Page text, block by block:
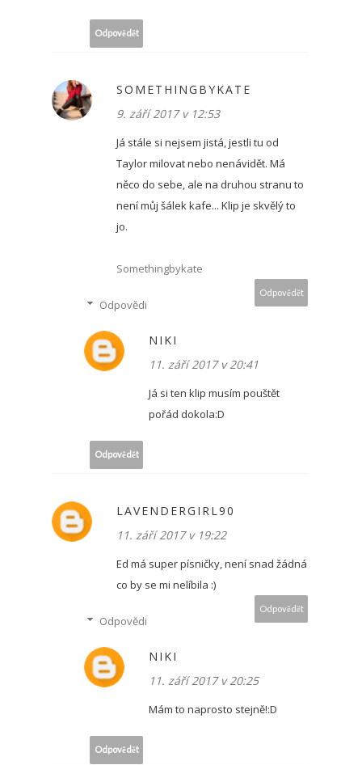
Odpovědět
SOMETHINGBYKATE
9. září 2017 v 12:53
Já stále si nejsem jistá, jestli tu od
Taylor milovat nebo nenávidět. Má
něco do sebe, ale na druhou stranu to
není můj šálek kafe... Klip je skvělý to
jo.
Somethingbykate
Odpovědět
Odpovědi
NIKI
11. září 2017 v 20:41
Já si ten klip musím pouštět
pořád dokola:D
Odpovědět
LAVENDERGIRL90
11. září 2017 v 19:22
Ed má super písničky, není snad žádná
co by se mi nelíbila :)
Odpovědět
Odpovědi
NIKI
11. září 2017 v 20:25
Mám to naprosto stejně!:D
Odpovědět